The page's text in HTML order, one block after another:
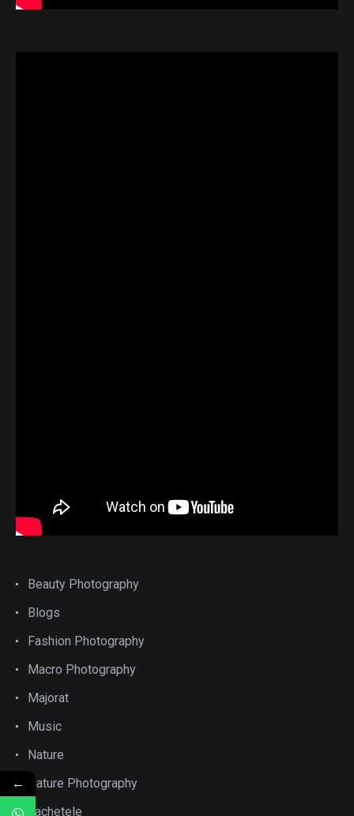
Beauty Photography
Blogs
Fashion Photography
Macro Photography
Majorat
Music
Nature
Nature Photography
pachetele
←